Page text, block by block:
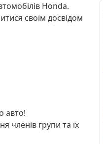
Honda.
своїм досвідом
авто!
членів групи та їх